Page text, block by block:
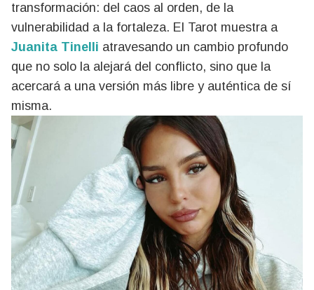
transformación: del caos al orden, de la
vulnerabilidad a la fortaleza. El Tarot muestra a
Juanita Tinelli atravesando un cambio profundo
que no solo la alejará del conflicto, sino que la
acercará a una versión más libre y auténtica de sí
misma.